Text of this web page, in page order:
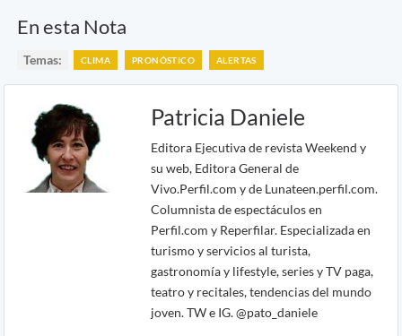
En esta Nota
Temas: CLIMA PRONÓSTICO ALERTAS
Patricia Daniele
Editora Ejecutiva de revista Weekend y
su web, Editora General de
Vivo.Perfil.com y de Lunateen.perfil.com.
Columnista de espectáculos en
Perfil.com y Reperfilar. Especializada en
turismo y servicios al turista,
gastronomía y lifestyle, series y TV paga,
teatro y recitales, tendencias del mundo
joven. TW e IG. @pato_daniele